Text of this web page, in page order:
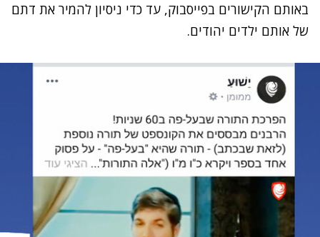
באותם הקישורים בפייסבוק, עד כדי ניסיון להמיר את דתם
של אותם ילדים יהודים.